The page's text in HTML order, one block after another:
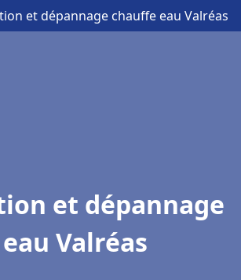
et dépannage chauffe eau Valréas
et dépannage
Valréas